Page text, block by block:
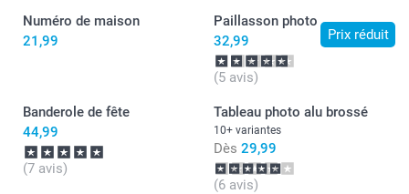
Numéro de maison
21,99
Prix réduit
Paillasson photo
32,99
(5 avis)
Banderole de fête
44,99
(7 avis)
Tableau photo alu brossé
10+ variantes
Dès 29,99
(6 avis)